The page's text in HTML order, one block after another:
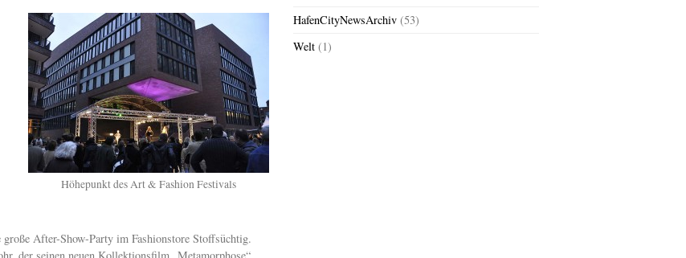
Höhepunkt des Art & Fashion Festivals
After-Show-Party im Fashionstore Stoffsüchtig.
der seinen neuen Kollektionsfilm „Metamorphose“
HafenCityNewsArchiv (53)
Welt (1)